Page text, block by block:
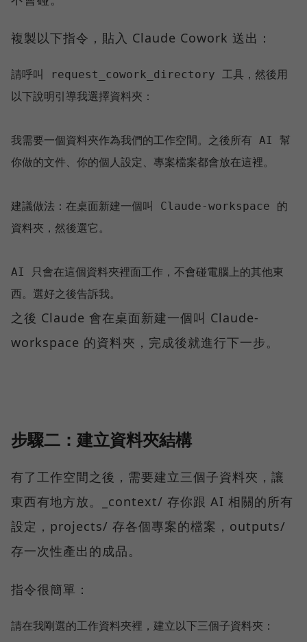
複製以下指令，貼入 Claude Cowork 送出：
請呼叫 request_cowork_directory 工具，然後用
以下說明引導我選擇資料夾：
我需要一個資料夾作為我們的工作空間。之後所有 AI 幫
你做的文件、你的個人設定、專案檔案都會放在這裡。
建議做法：在桌面新建一個叫 Claude-workspace 的
資料夾，然後選它。
AI 只會在這個資料夾裡面工作，不會碰電腦上的其他東
之後 Claude 會在桌面新建一個叫 Claude-
workspace 的資料夾，完成後就進行下一步。
步驟二：建立資料夾結構
有了工作空間之後，需要建立三個子資料夾，讓
東西有地方放。_context/ 存你跟 AI 相關的所有
設定，projects/ 存各個專案的檔案，outputs/
存一次性產出的成品。
指令很簡單：
請在我剛選的工作資料夾裡，建立以下三個子資料夾：